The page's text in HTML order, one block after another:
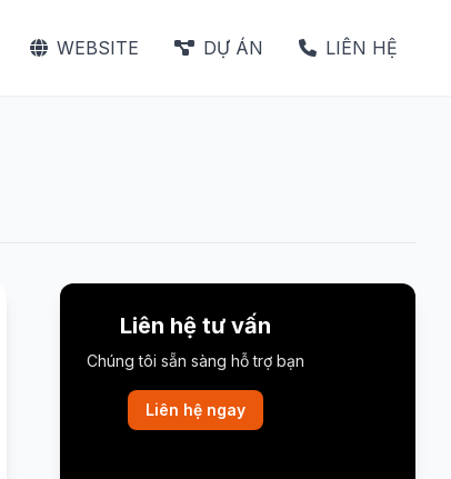
WEBSITE DỰ ÁN LIÊN HỆ
Liên hệ tư vấn
Chúng tôi sẵn sàng hỗ trợ bạn
Liên hệ ngay